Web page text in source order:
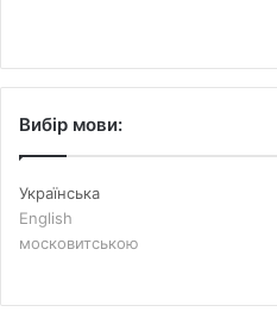
Вибір мови:
Українська
English
московитською